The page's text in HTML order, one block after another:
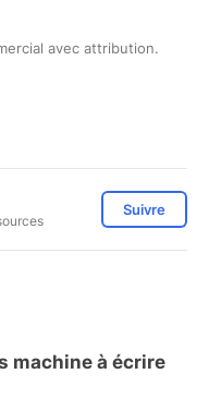
avec attribution.
Suivre
machine à écrire